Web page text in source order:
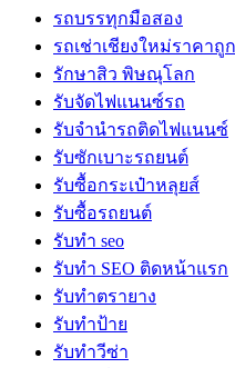
รถบรรทุกมือสอง
รถเช่าเชียงใหม่ราคาถูก
รักษาสิว พิษณุโลก
รับจัดไฟแนนซ์รถ
รับจำนำรถติดไฟแนนซ์
รับซักเบาะรถยนต์
รับซื้อกระเป๋าหลุยส์
รับซื้อรถยนต์
รับทำ seo
รับทำ SEO ติดหน้าแรก
รับทำตรายาง
รับทำป้าย
รับทำวีซ่า